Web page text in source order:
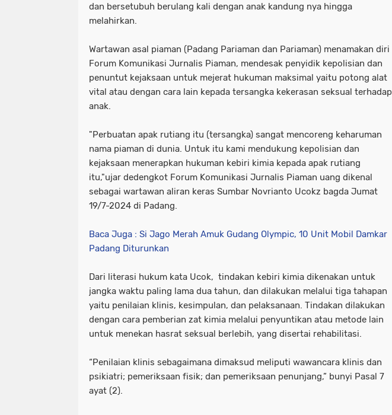
dan bersetubuh berulang kali dengan anak kandung nya hingga
melahirkan.
Wartawan asal piaman (Padang Pariaman dan Pariaman) menamakan diri
Forum Komunikasi Jurnalis Piaman, mendesak penyidik kepolisian dan
penuntut kejaksaan untuk mejerat hukuman maksimal yaitu potong alat
vital atau dengan cara lain kepada tersangka kekerasan seksual terhadap
anak.
"Perbuatan apak rutiang itu (tersangka) sangat mencoreng keharuman
nama piaman di dunia. Untuk itu kami mendukung kepolisian dan
kejaksaan menerapkan hukuman kebiri kimia kepada apak rutiang
itu,"ujar dedengkot Forum Komunikasi Jurnalis Piaman uang dikenal
sebagai wartawan aliran keras Sumbar Novrianto Ucokz bagda Jumat
19/7-2024 di Padang.
Baca Juga : Si Jago Merah Amuk Gudang Olympic, 10 Unit Mobil Damkar
Padang Diturunkan
Dari literasi hukum kata Ucok, tindakan kebiri kimia dikenakan untuk
jangka waktu paling lama dua tahun, dan dilakukan melalui tiga tahapan
yaitu penilaian klinis, kesimpulan, dan pelaksanaan. Tindakan dilakukan
dengan cara pemberian zat kimia melalui penyuntikan atau metode lain
untuk menekan hasrat seksual berlebih, yang disertai rehabilitasi.
“Penilaian klinis sebagaimana dimaksud meliputi wawancara klinis dan
psikiatri; pemeriksaan fisik; dan pemeriksaan penunjang,” bunyi Pasal 7
ayat (2).